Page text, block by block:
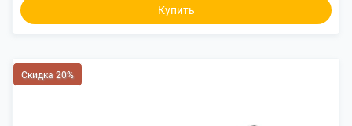
Купить
Скидка 20%